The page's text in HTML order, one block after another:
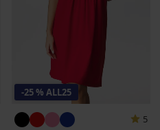
-25 % ALL25
5